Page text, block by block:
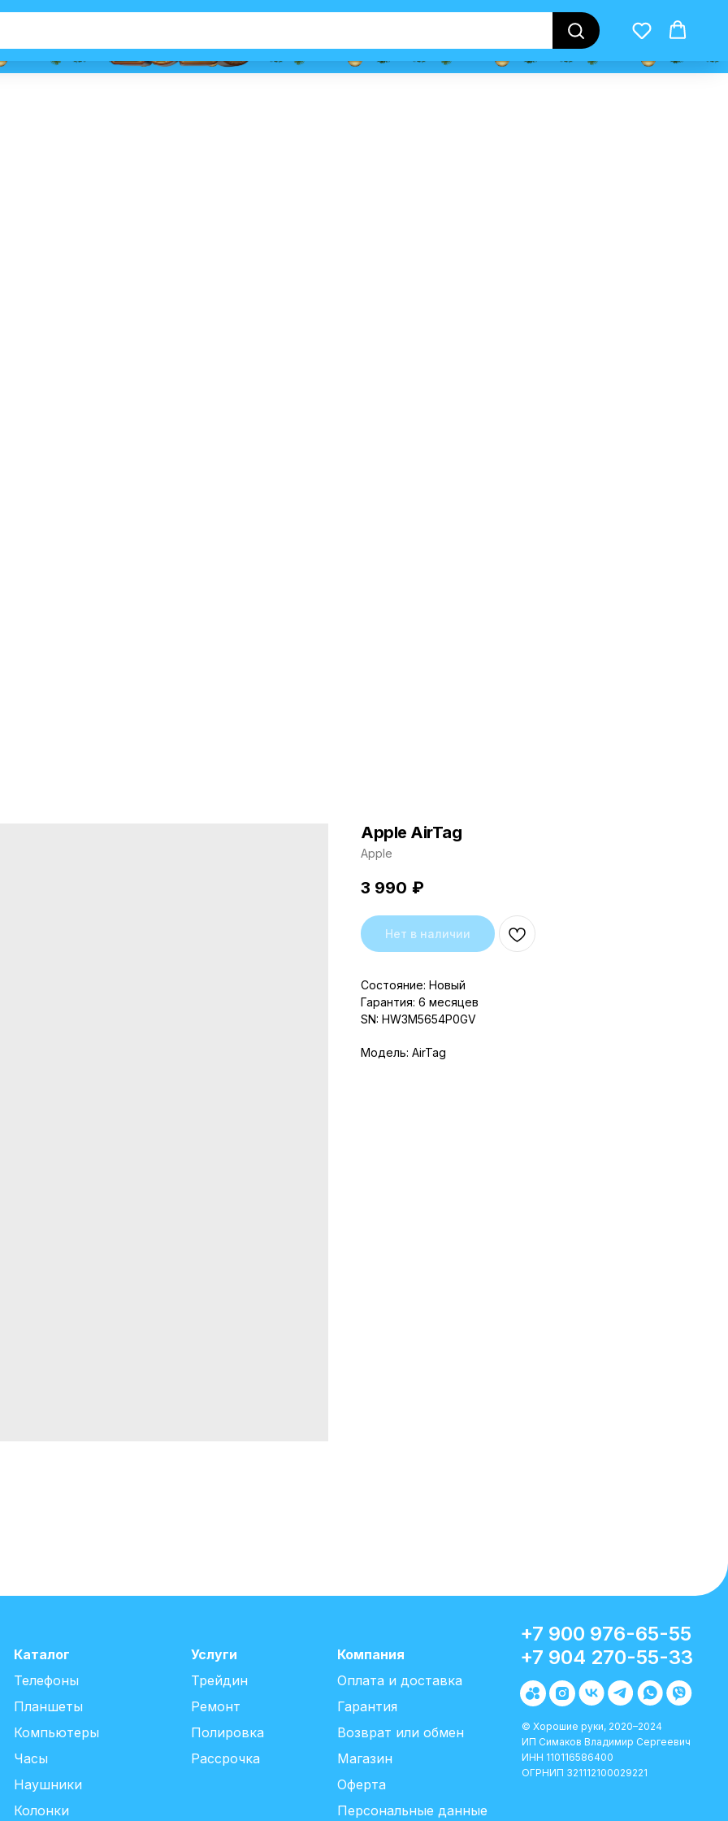
Apple AirTag
Apple
3 990 ₽
Нет в наличии
Состояние: Новый
Гарантия: 6 месяцев
SN: HW3M5654P0GV
Модель: AirTag
Каталог
Услуги
Телефоны
Трейдин
Планшеты
Ремонт
Компьютеры
Полировка
Часы
Рассрочка
Наушники
Колонки
Магазин
Оферта
Персональные данные
Компания +7 904 270-55-33
© Хорошие руки, 2020–2024
ИП Симаков Владимир Сергеевич
ИНН 110116586400
ОГРНИП 321112100029221
Оплата и доставка
Возврат или обмен
Гарантия
+7 900 976-65-55